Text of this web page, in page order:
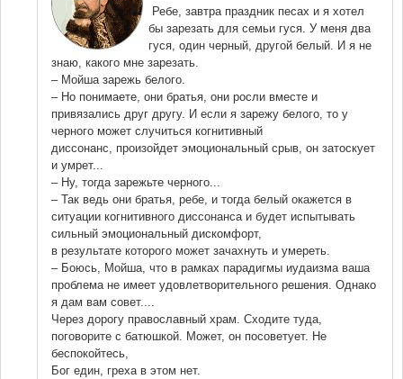
Ребе, завтра праздник песах и я хотел
бы зарезать для семьи гуся. У меня два
гуся, один черный, другой белый. И я не
знаю, какого мне зарезать.
– Мойша зарежь белого.
– Но понимаете, они братья, они росли вместе и
привязались друг другу. И если я зарежу белого, то у
черного может случиться когнитивный
диссонанс, произойдет эмоциональный срыв, он затоскует
и умрет...
– Ну, тогда зарежьте черного...
– Так ведь они братья, ребе, и тогда белый окажется в
ситуации когнитивного диссонанса и будет испытывать
сильный эмоциональный дискомфорт,
в результате которого может зачахнуть и умереть.
– Боюсь, Мойша, что в рамках парадигмы иудаизма ваша
проблема не имеет удовлетворительного решения. Однако
я дам вам совет....
Через дорогу православный храм. Сходите туда,
поговорите с батюшкой. Может, он посоветует. Не
беспокойтесь,
Бог един, греха в этом нет.